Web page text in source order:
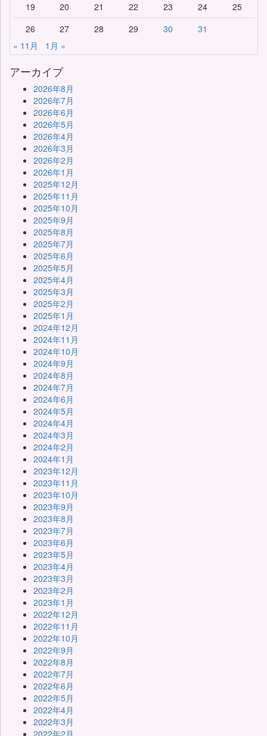
19
20 21 22 23 24
25
26
27 28 29 30
31
« 11月
1月 »
アーカイブ
2026年8月
2026年7月
2026年6月
2026年5月
2026年4月
2026年3月
2026年2月
2026年1月
2025年12月
2025年11月
2025年10月
2025年9月
2025年8月
2025年7月
2025年6月
2025年5月
2025年4月
2025年3月
2025年2月
2025年1月
2024年12月
2024年11月
2024年10月
2024年9月
2024年8月
2024年7月
2024年6月
2024年5月
2024年4月
2024年3月
2024年2月
2024年1月
2023年12月
2023年11月
2023年10月
2023年9月
2023年8月
2023年7月
2023年6月
2023年5月
2023年4月
2023年3月
2023年2月
2023年1月
2022年12月
2022年11月
2022年10月
2022年9月
2022年8月
2022年7月
2022年6月
2022年5月
2022年4月
2022年3月